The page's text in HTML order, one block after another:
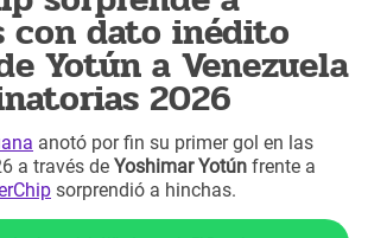
con dato inédito
Yotún a Venezuela
2026
anotó por fin su primer gol en las
a través de Yoshimar Yotún frente a
sorprendió a hinchas.